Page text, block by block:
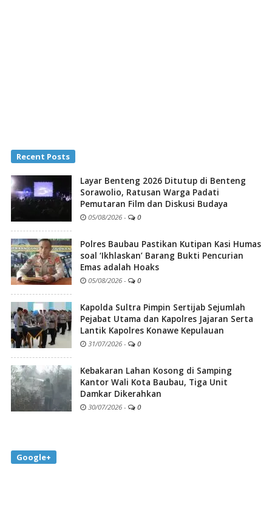
Recent Posts
Layar Benteng 2026 Ditutup di Benteng
Sorawolio, Ratusan Warga Padati
Pemutaran Film dan Diskusi Budaya
05/08/2026 - 0
Polres Baubau Pastikan Kutipan Kasi Humas
soal ‘Ikhlaskan’ Barang Bukti Pencurian
Emas adalah Hoaks
05/08/2026 - 0
Kapolda Sultra Pimpin Sertijab Sejumlah
Pejabat Utama dan Kapolres Jajaran Serta
Lantik Kapolres Konawe Kepulauan
31/07/2026 - 0
Kebakaran Lahan Kosong di Samping
Kantor Wali Kota Baubau, Tiga Unit
Damkar Dikerahkan
30/07/2026 - 0
Google+